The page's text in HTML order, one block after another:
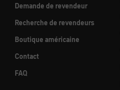
Demande de revendeur
Recherche de revendeurs
Boutique américaine
Contact
FAQ